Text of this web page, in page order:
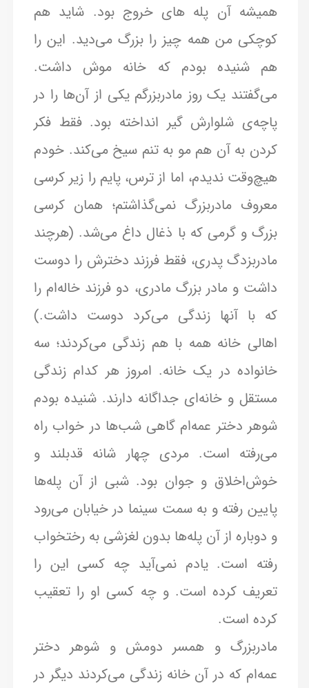
همیشه آن پله های خروج بود. شاید هم
کوچکی من همه چیز را بزرگ می‌دید. این را
هم شنیده بودم که خانه موش داشت.
می‌گفتند یک روز مادربزرگم یکی از آن‌ها را در
پاچه‌ی شلوارش گیر انداخته بود. فقط فکر
کردن به آن هم مو به تنم سیخ می‌کند. خودم
هیچ‌وقت ندیدم، اما از ترس، پایم را زیر کرسی
معروف مادربزرگ نمی‌گذاشتم؛ همان کرسی
بزرگ و گرمی که با ذغال داغ می‌شد. (هرچند
مادربزدگ پدری، فقط فرزند دخترش را دوست
داشت و مادر بزرگ مادری، دو فرزند خاله‌ام را
که با آنها زندگی می‌کرد دوست داشت.)
اهالی خانه همه با هم زندگی می‌کردند؛ سه
خانواده در یک خانه. امروز هر کدام زندگی
مستقل و خانه‌ای جداگانه دارند. شنیده بودم
شوهر دختر عمه‌ام گاهی شب‌ها در خواب راه
می‌رفته است. مردی چهار شانه قدبلند و
خوش‌اخلاق و جوان بود. شبی از آن پله‌ها
پایین رفته و به سمت سینما در خیابان می‌رود
و دوباره از آن پله‌ها بدون لغزشی به رختخواب
رفته است. یادم نمی‌آید چه کسی این را
تعریف کرده است. و چه کسی او را تعقیب
کرده است.
مادربزرگ و همسر دومش و شوهر دختر
عمه‌ام که در آن خانه زندگی می‌کردند دیگر در